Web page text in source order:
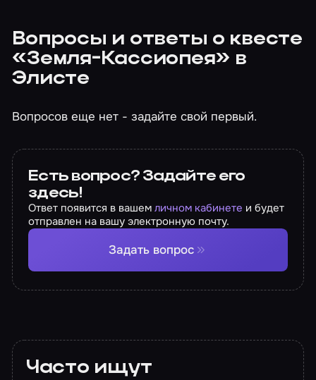
Вопросы и ответы о квесте
«Земля-Кассиопея» в
Элисте
Вопросов еще нет - задайте свой первый.
Есть вопрос? Задайте его
здесь!
Ответ появится в вашемличном кабинете и будет
отправлен на вашу электронную почту.
Задать вопрос
Часто ищут